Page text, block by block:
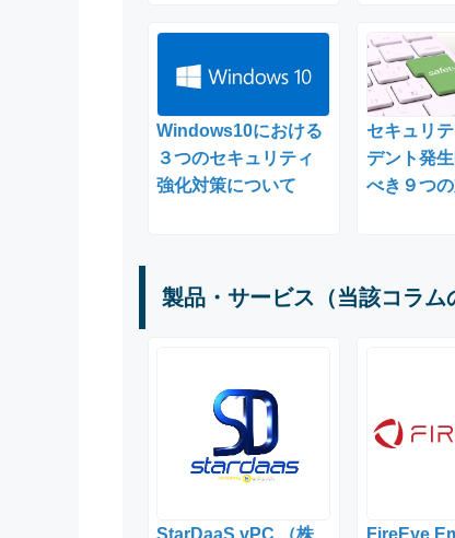
Windows10における
３つのセキュリティ
強化対策について
セキュリ
デント発
べき９つ
製品・サービス（当該コラム
StarDaaS vPC （株
FireEye